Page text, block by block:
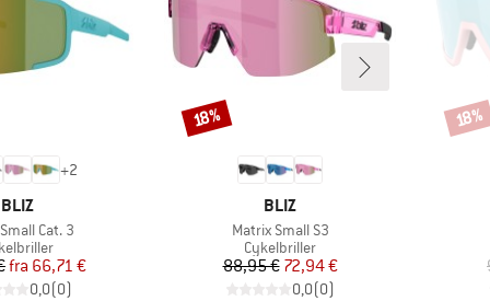
+2
MÆRKE
BLIZ
Cat. 3
Pris
Nedsat pris
fra 66,71 €
0,0(0)
MÆRKE
BLIZ
Artikel
Matrix Small S3
Produktgruppe
Cykelbriller
Pris
88,95 €Nedsat pris
72,94 €
0,0(0)
Rabat
18% Rabat
18%